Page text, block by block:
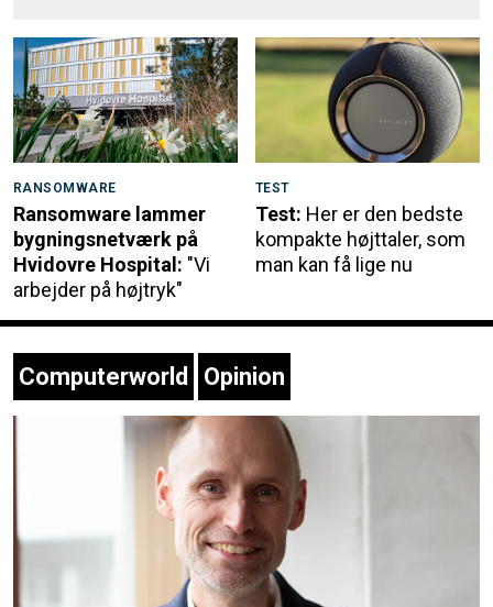
RANSOMWARE
Ransomware lammer
bygningsnetværk på
Hvidovre Hospital: "Vi
arbejder på højtryk"
TEST
Test: Her er den bedste
kompakte højttaler, som
man kan få lige nu
Computerworld Opinion